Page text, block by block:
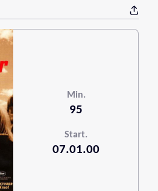
Min.
95
Start.
07.01.00